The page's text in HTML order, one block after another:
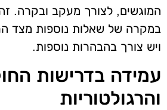
המוגשים, לצורך מעקב ובקרה. זה
במקרה של שאלות נוספות מצד
ויש צורך בהבהרות נוספות.
עמידה בדרישות
והרגולטוריות